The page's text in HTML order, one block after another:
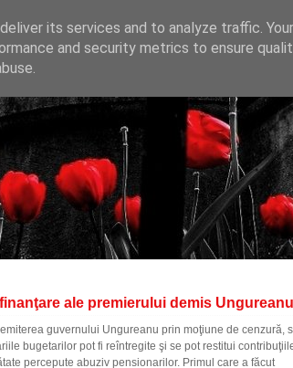
economice
ale premierului demis Ungureanu
guvernului Ungureanu prin moţiune de cenzură,
bugetarilor pot fi reîntregite şi se pot restitui
percepute abuziv pensionarilor. Primul care a făcut
its services and to analyze traffic.
and security metrics to ensure